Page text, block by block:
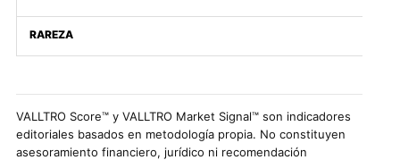
RAREZA
VALLTRO Score™ y VALLTRO Market Signal™ son indicadores
editoriales basados en metodología propia. No constituyen
asesoramiento financiero, jurídico ni recomendación